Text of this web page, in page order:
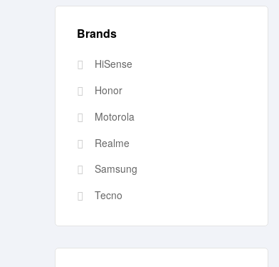
Brands
HiSense
Honor
Motorola
Realme
Samsung
Tecno